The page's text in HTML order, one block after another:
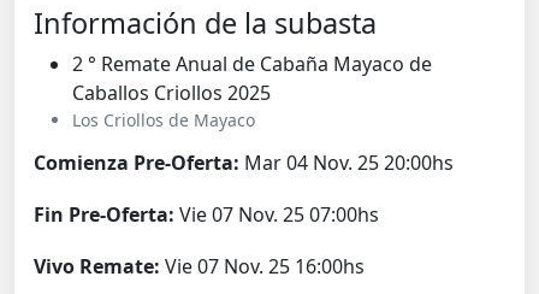
Información de la subasta
2 ° Remate Anual de Cabaña Mayaco de
Caballos Criollos 2025
Los Criollos de Mayaco
Comienza Pre-Oferta: Mar 04 Nov. 25 20:00hs
Fin Pre-Oferta: Vie 07 Nov. 25 07:00hs
Vivo Remate: Vie 07 Nov. 25 16:00hs